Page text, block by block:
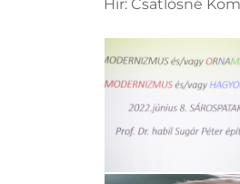
Hír: Csatlósné